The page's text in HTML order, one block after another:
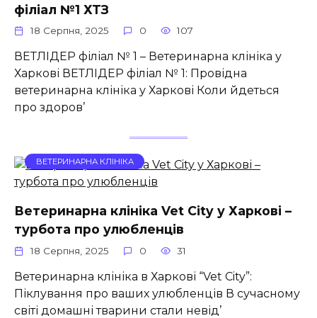
філіал №1 ХТЗ
18 Серпня, 2025 0 107
ВЕТЛІДЕР філіал № 1 – Ветеринарна клініка у
Харкові ВЕТЛІДЕР філіал № 1: Провідна
ветеринарна клініка у Харкові Коли йдеться
про здоров’
ВЕТЕРИНАРНА КЛІНІКА
Ветеринарна клініка Vet City у Харкові –
турбота про улюбленців
18 Серпня, 2025 0 31
Ветеринарна клініка в Харкові “Vet City”:
Піклування про ваших улюбленців В сучасному
світі домашні тварини стали невід’